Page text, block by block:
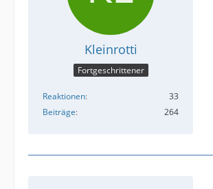
Kleinrotti
Fortgeschrittener
Reaktionen
33
Beiträge
264